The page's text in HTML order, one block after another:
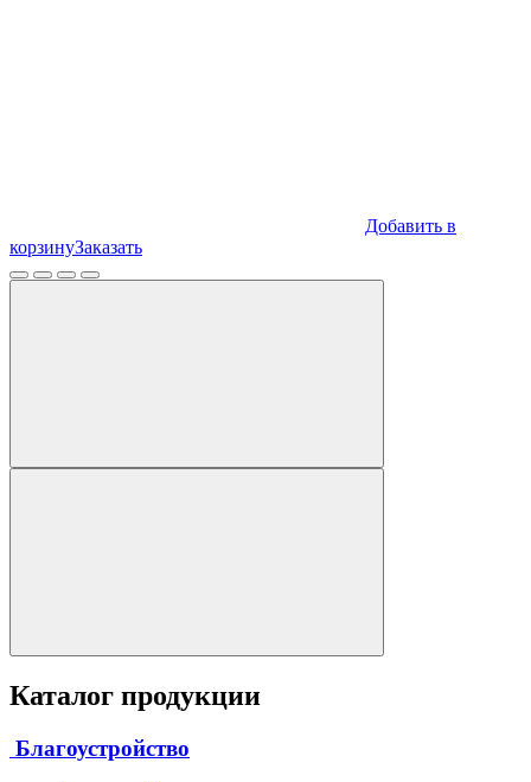
Добавить в
корзинуЗаказать
Каталог продукции
Благоустройство